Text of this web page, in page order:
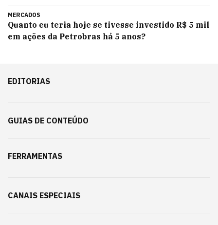
MERCADOS
Quanto eu teria hoje se tivesse investido R$ 5 mil
em ações da Petrobras há 5 anos?
EDITORIAS
GUIAS DE CONTEÚDO
FERRAMENTAS
CANAIS ESPECIAIS